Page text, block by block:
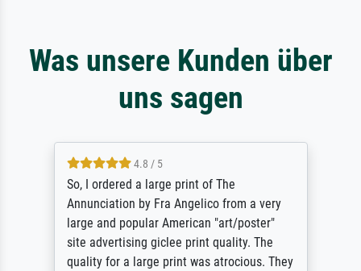
Was unsere Kunden über
uns sagen
4.8 / 5
So, I ordered a large print of The
Annunciation by Fra Angelico from a very
large and popular American "art/poster"
site advertising giclee print quality. The
quality for a large print was atrocious. They